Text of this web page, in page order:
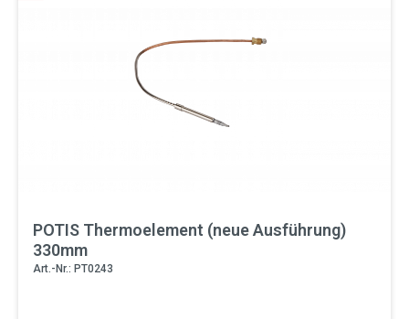
POTIS Thermoelement (neue Ausführung)
330mm
Art.-Nr.: PT0243